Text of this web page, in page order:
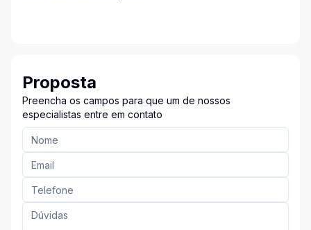
Proposta
Preencha os campos para que um de nossos
especialistas entre em contato